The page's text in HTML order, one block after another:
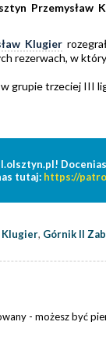
Przemysław
Klugier
rezerwach, w
w grupie trzeciej III
tutaj: https://
Klugier, Górnik II
- możesz być